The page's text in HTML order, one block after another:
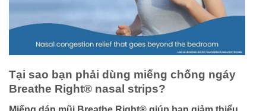
Tại sao bạn phải dùng miếng chống ngáy
Breathe Right® nasal strips?